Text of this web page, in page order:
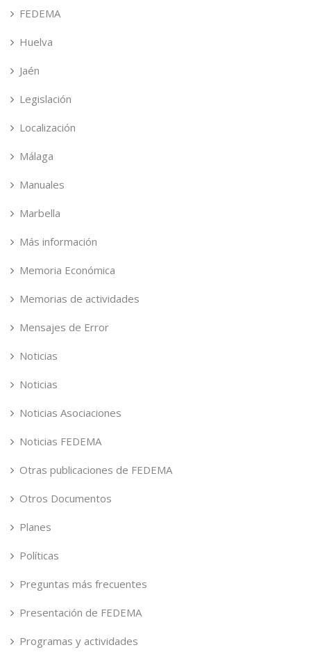
FEDEMA
Huelva
Jaén
Legislación
Localización
Málaga
Manuales
Marbella
Más información
Memoria Económica
Memorias de actividades
Mensajes de Error
Noticias
Noticias
Noticias Asociaciones
Noticias FEDEMA
Otras publicaciones de FEDEMA
Otros Documentos
Planes
Políticas
Preguntas más frecuentes
Presentación de FEDEMA
Programas y actividades